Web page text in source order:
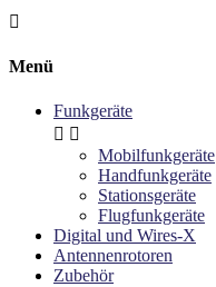

Menü
Funkgeräte
 
Mobilfunkgeräte
Handfunkgeräte
Stationsgeräte
Flugfunkgeräte
Digital und Wires-X
Antennenrotoren
Zubehör